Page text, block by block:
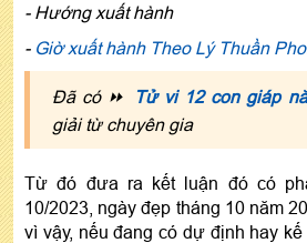
- Hướng xuất hành
- Giờ xuất hành Theo Lý Thuần
Đã có ⏩ Tử vi 12 con giáp
giải từ chuyên gia
Từ đó đưa ra kết luận đó có
10/2023, ngày đẹp tháng 10 năm
vì vậy, nếu đang có dự định hay